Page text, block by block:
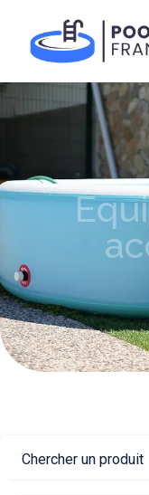
Chercher un produit